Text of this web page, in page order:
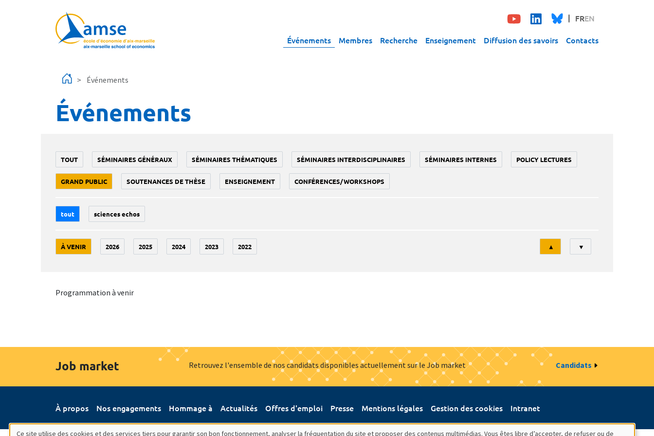
FREN
Événements Membres Recherche Enseignement Diffusion des savoirs Contacts
Événements
Événements
TOUT SÉMINAIRES GÉNÉRAUX SÉMINAIRES THÉMATIQUES SÉMINAIRES INTERDISCIPLINAIRES SÉMINAIRES INTERNES POLICY LECTURES
GRAND PUBLIC SOUTENANCES DE THÈSE ENSEIGNEMENT CONFÉRENCES/WORKSHOPS
tout sciences echos
À VENIR 2026 2025 2024 2023 2022
Tri
▲ ▼
Programmation à venir
Job market Retrouvez l'ensemble de nos candidats disponibles actuellement sur le Job market Candidats
À propos Nos engagements Hommage à Actualités Offres d'emploi Presse Mentions légales Gestion des cookies Intranet
Ce site utilise des cookies et des services tiers pour garantir son bon fonctionnement, analyser la fréquentation du site et proposer des contenus multimédias. Vous êtes libre d’accepter, de refuser ou de